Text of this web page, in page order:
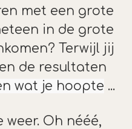
met een grote
in de grote
Terwijl jij
de resultaten
wat je hoopte ...
weer. Oh nééé,